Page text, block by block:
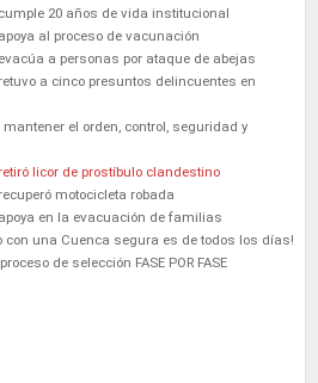
20 años de vida institucional
al proceso de vacunación
a personas por ataque de abejas
a cinco presuntos delincuentes en
el orden, control, seguridad y
licor de prostíbulo clandestino
motocicleta robada
en la evacuación de familias
con una Cuenca segura es de todos los días!
de selección FASE POR FASE